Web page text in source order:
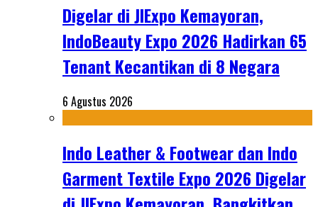
Digelar di JIExpo Kemayoran,
IndoBeauty Expo 2026 Hadirkan 65
Tenant Kecantikan di 8 Negara
6 Agustus 2026
Indo Leather & Footwear dan Indo
Garment Textile Expo 2026 Digelar